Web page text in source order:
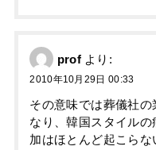
prof より:
2010年10月29日 00:33
その意味では葬儀社の
なり、韓国スタイル
加はほとんど起こらな